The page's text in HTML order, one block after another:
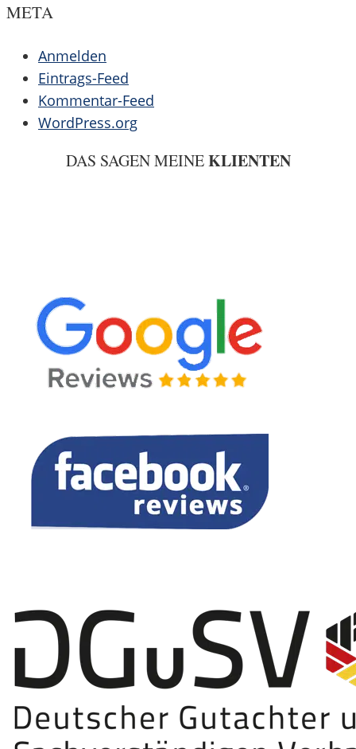
META
Anmelden
Eintrags-Feed
Kommentar-Feed
WordPress.org
DAS SAGEN MEINEKLIENTEN